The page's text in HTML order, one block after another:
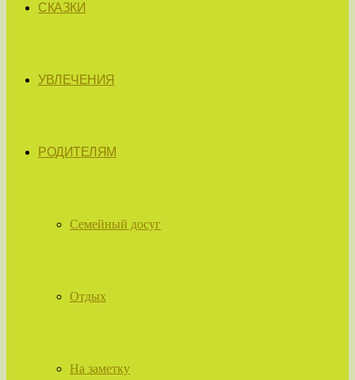
СКАЗКИ
УВЛЕЧЕНИЯ
РОДИТЕЛЯМ
Семейный досуг
Отдых
На заметку